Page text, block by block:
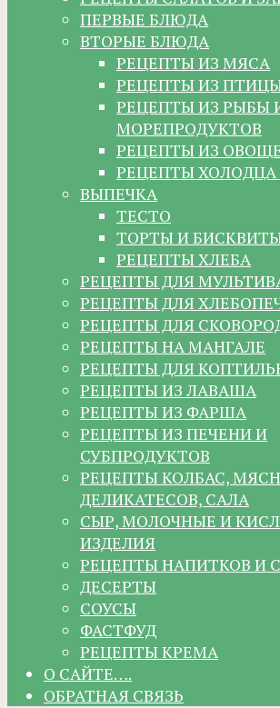
ПЕРВЫЕ БЛЮДА
ВТОРЫЕ БЛЮДА
РЕЦЕПТЫ ИЗ МЯСА
РЕЦЕПТЫ ИЗ
РЕЦЕПТЫ ИЗ РЫБЫ
МОРЕПРОДУКТОВ
РЕЦЕПТЫ ИЗ
РЕЦЕПТЫ ХОЛОДЦА
ВЫПЕЧКА
ТЕСТО
ТОРТЫ И
РЕЦЕПТЫ ХЛЕБА
РЕЦЕПТЫ ДЛЯ
РЕЦЕПТЫ ДЛЯ
РЕЦЕПТЫ ДЛЯ
РЕЦЕПТЫ НА МАНГАЛЕ
РЕЦЕПТЫ ДЛЯ
РЕЦЕПТЫ ИЗ ЛАВАША
РЕЦЕПТЫ ИЗ ФАРША
РЕЦЕПТЫ ИЗ ПЕЧЕНИ И
СУБПРОДУКТОВ
РЕЦЕПТЫ КОЛБАС,
ДЕЛИКАТЕСОВ, САЛА
СЫР, МОЛОЧНЫЕ И
ИЗДЕЛИЯ
РЕЦЕПТЫ НАПИТКОВ И
ДЕСЕРТЫ
СОУСЫ
ФАСТФУД
РЕЦЕПТЫ КРЕМА
О САЙТЕ….
ОБРАТНАЯ СВЯЗЬ